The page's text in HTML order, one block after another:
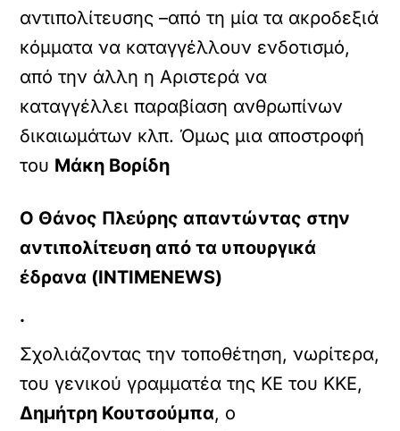
αντιπολίτευσης –από τη μία τα ακροδεξιά
κόμματα να καταγγέλλουν ενδοτισμό,
από την άλλη η Αριστερά να
καταγγέλλει παραβίαση ανθρωπίνων
δικαιωμάτων κλπ. Όμως μια αποστροφή
του Μάκη Βορίδη
Ο Θάνος Πλεύρης απαντώντας στην
αντιπολίτευση από τα υπουργικά
έδρανα (ΙΝΤΙΜΕNEWS)
.
Σχολιάζοντας την τοποθέτηση, νωρίτερα,
του γενικού γραμματέα της ΚΕ του ΚΚΕ,
Δημήτρη Κουτσούμπα, ο